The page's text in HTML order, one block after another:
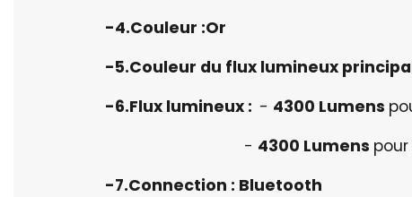
-4.Couleur :Or
-5.Couleur du flux lumineux
-6.Flux lumineux : - 4300 Lumens
- 4300 Lumens
-7.Connection : Bluetooth